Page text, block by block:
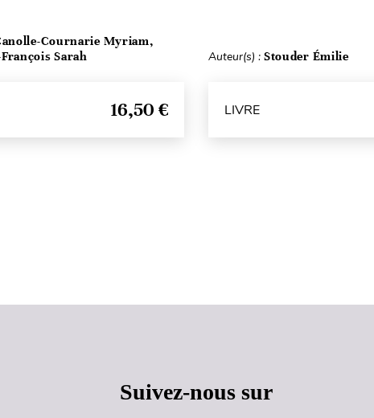
Cournarie Myriam,
Sarah
16,50 €
Auteur(s) : Stouder Émilie
LIVRE
Suivez-nous sur